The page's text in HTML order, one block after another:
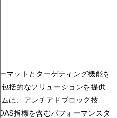
マットとターゲティング機能を
包括的なソリューションを提供
ムは、アンチアドブロック技
指標を含むパフォーマンスタ